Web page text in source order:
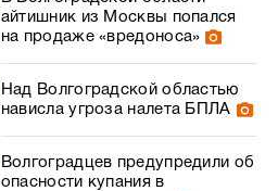
айтишник из Москвы попался
на продаже «вредоноса»
Над Волгоградской областью
нависла угроза налета БПЛА
Волгоградцев предупредили об
опасности купания в